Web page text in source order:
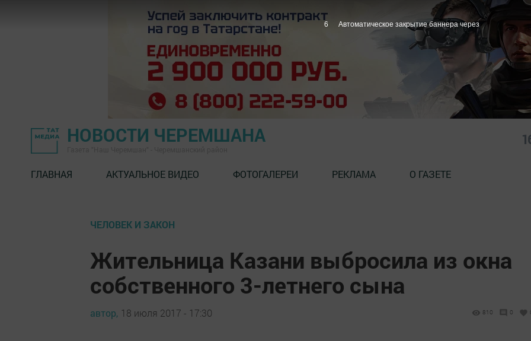
НОВОСТИ ЧЕРЕМШАНА
ГЛАВНАЯ АКТУАЛЬНОЕ ВИДЕО ФОТОГАЛЕРЕИ РЕКЛАМА О ГАЗЕТЕ
ЧЕЛОВЕК И ЗАКОН
Жительница Казани выбросила из окна
собственного 3-летнего сына
автор, 18 июля 2017 - 17:30 810 0
5 Автоматическое закрытие баннера через